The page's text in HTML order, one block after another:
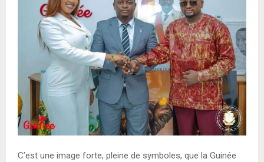
C’est une image forte, pleine de symboles, que la Guinée